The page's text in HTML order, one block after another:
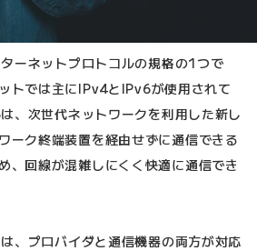
ーネットプロトコルの規格の1つで
トでは主にIPv4とIPv6が使用されて
、次世代ネットワークを利用した新し
ーク終端装置を経由せずに通信できる
、回線が混雑しにくく快適に通信でき
、プロバイダと通信機器の両方が対応